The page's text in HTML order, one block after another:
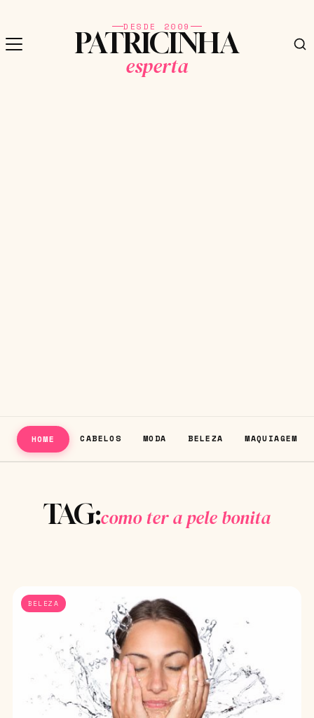
DESDE 2009
PATRICINHA
esperta
HOME CABELOS MODA BELEZA MAQUIAGEM
TAG:como ter a pele bonita
BELEZA